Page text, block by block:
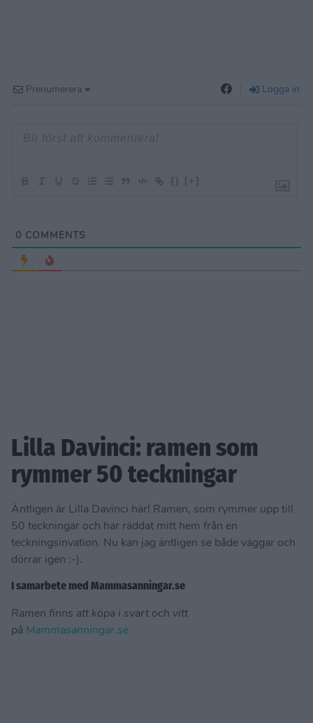
Prenumerera Logga in
{} [+]
0 COMMENTS
Lilla Davinci: ramen som
rymmer 50 teckningar
Äntligen är Lilla Davinci här! Ramen, som rymmer upp till
50 teckningar och har räddat mitt hem från en
teckningsinvation. Nu kan jag äntligen se både väggar och
dörrar igen :-).
I samarbete med Mammasanningar.se
Ramen finns att köpa i svart och vitt
på Mammasanningar.se